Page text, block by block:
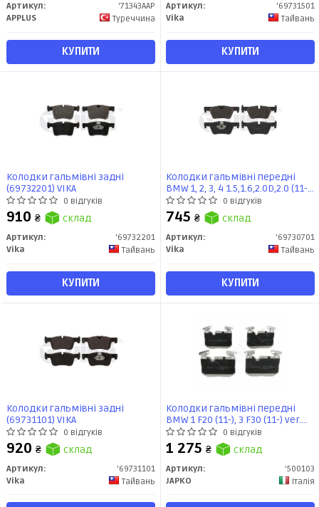
Артикул:
'71343AAP
APPLUS
Туреччина
КУПИТИ
Артикул:
'69731501
Vika
Тайвань
КУПИТИ
Колодки гальмівні задні
(69732201) VIKA
0 відгуків
910 ₴ склад
Артикул:
'69732201
Vika
Тайвань
КУПИТИ
Колодки гальмівні передні
BMW 1, 2, 3, 4 1.5,1.6,2.0D,2.0 (11-
21) (69730701) VIKA
0 відгуків
745 ₴ склад
Артикул:
'69730701
Vika
Тайвань
КУПИТИ
Колодки гальмівні задні
(69731101) VIKA
0 відгуків
920 ₴ склад
Артикул:
'69731101
Vika
Тайвань
Колодки гальмівні передні
BMW 1 F20 (11-), 3 F30 (11-) ver.
Brembo (500103) JAPKO
0 відгуків
1 275 ₴ склад
Артикул:
'500103
JAPKO
Італія